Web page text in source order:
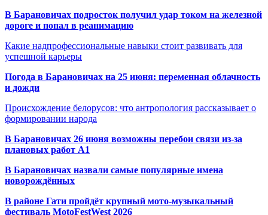
В Барановичах подросток получил удар током на железной
дороге и попал в реанимацию
Какие надпрофессиональные навыки стоит развивать для
успешной карьеры
Погода в Барановичах на 25 июня: переменная облачность
и дожди
Происхождение белорусов: что антропология рассказывает о
формировании народа
В Барановичах 26 июня возможны перебои связи из-за
плановых работ A1
В Барановичах назвали самые популярные имена
новорождённых
В районе Гати пройдёт крупный мото-музыкальный
фестиваль MotoFestWest 2026